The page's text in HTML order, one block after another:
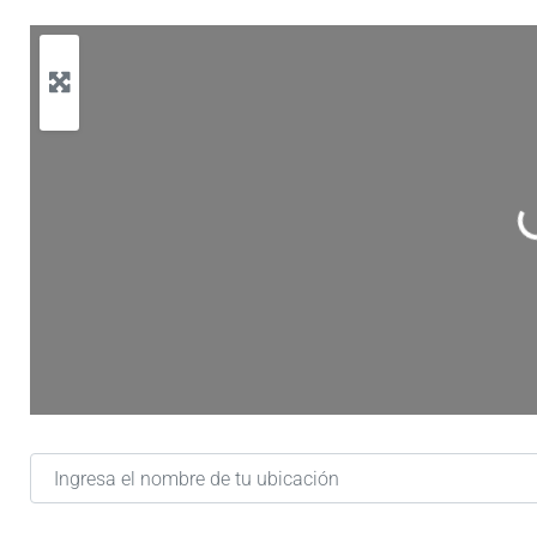
Ingresa el nombre de tu ubicación